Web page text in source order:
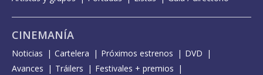
CINEMANÍA
Noticias Cartelera Próximos estrenos
DVD
Avances
Tráilers
Festivales + premios